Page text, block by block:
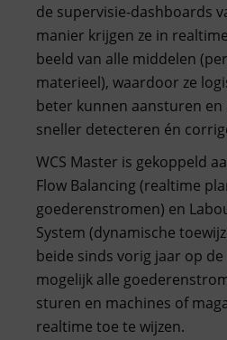
de supervisie-dashboards
manier krijgen ze in
beeld van alle middelen
materieel), waardoor ze
beter kunnen aansturen
sneller detecteren én
WCS Master is gekoppeld
Flow Balancing (realtime
goederenstromen) en
System (dynamische
beide sinds vorig jaar op
mogelijk alle
sturen en machines of
realtime toe te wijzen.